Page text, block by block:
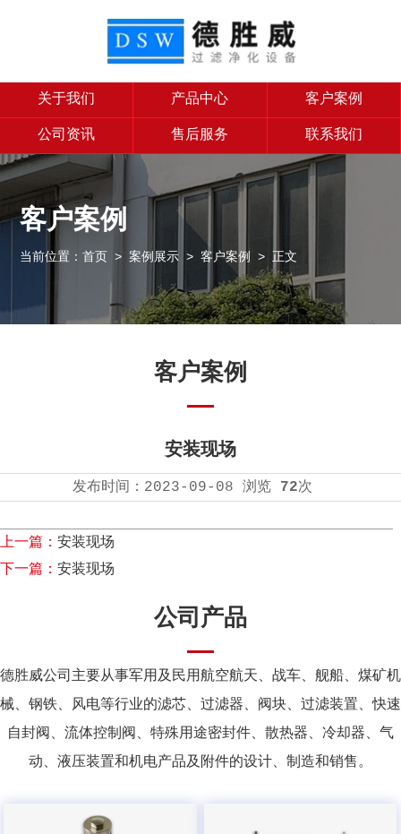
关于我们 产品中心 客户案例
公司资讯 售后服务 联系我们
客户案例
当前位置：首页 >案例展示 >客户案例 > 正文
客户案例
安装现场
发布时间： 2023-09-08 浏览 72次
上一篇： 安装现场
下一篇： 安装现场
公司产品
德胜威公司主要从事军用及民用航空航天、战车、舰船、煤矿机
械、钢铁、风电等行业的滤芯、过滤器、阀块、过滤装置、快速
自封阀、流体控制阀、特殊用途密封件、散热器、冷却器、气
动、液压装置和机电产品及附件的设计、制造和销售。